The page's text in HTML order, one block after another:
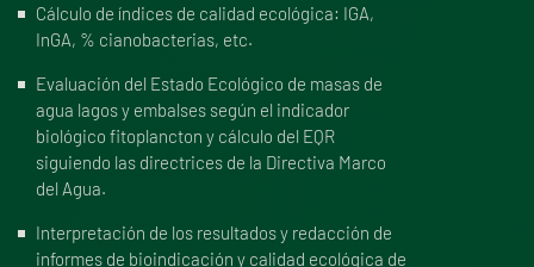
Cálculo de índices de calidad ecológica: IGA,
InGA, % cianobacterias, etc.
Evaluación del Estado Ecológico de masas de
agua lagos y embalses según el indicador
biológico fitoplancton y cálculo del EQR
siguiendo las directrices de la Directiva Marco
del Agua.
Interpretación de los resultados y redacción de
informes de bioindicación y calidad ecológica de